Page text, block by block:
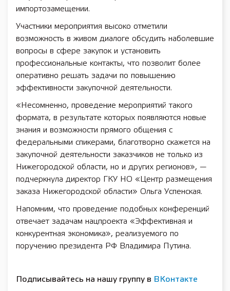
импортозамещении.
Участники мероприятия высоко отметили
возможность в живом диалоге обсудить наболевшие
вопросы в сфере закупок и установить
профессиональные контакты, что позволит более
оперативно решать задачи по повышению
эффективности закупочной деятельности.
«Несомненно, проведение мероприятий такого
формата, в результате которых появляются новые
знания и возможности прямого общения с
федеральными спикерами, благотворно скажется на
закупочной деятельности заказчиков не только из
Нижегородской области, но и других регионов», —
подчеркнула директор ГКУ НО «Центр размещения
заказа Нижегородской области» Ольга Успенская.
Напомним, что проведение подобных конференций
отвечает задачам нацпроекта «Эффективная и
конкурентная экономика», реализуемого по
поручению президента РФ Владимира Путина.
Подписывайтесь на нашу группу в ВКонтакте